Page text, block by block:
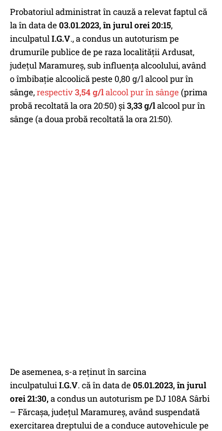
Probatoriul administrat în cauză a relevat faptul că
la în data de03.01.2023, în jurul orei 20:15,
inculpatulI.G.V., a condus un autoturism pe
drumurile publice de pe raza localităţii Ardusat,
judeţul Maramureş, sub influenţa alcoolului, având
o îmbibaţie alcoolică peste 0,80 g/l alcool pur în
sânge,respectiv3,54 g/lalcool pur în sânge (prima
probă recoltată la ora 20:50) şi3,33 g/lalcool pur în
sânge (a doua probă recoltată la ora 21:50).
De asemenea, s-a reţinut în sarcina
inculpatuluiI.G.V. că în data de05.01.2023, în jurul
orei 21:30,a condus un autoturism pe DJ 108A Sârbi
– Fărcaşa, judeţul Maramureş, având suspendată
exercitarea dreptului de a conduce autovehicule pe